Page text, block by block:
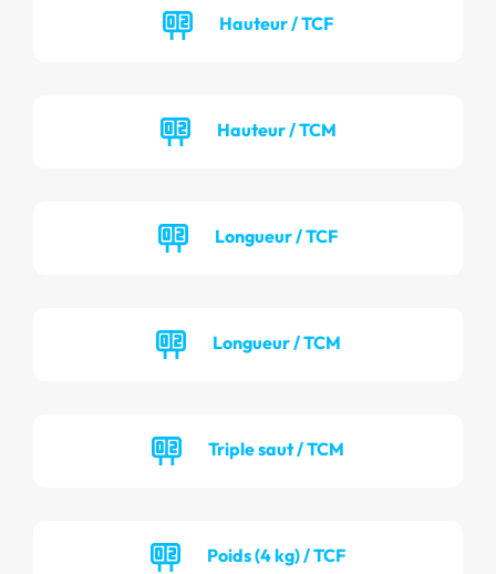
Hauteur / TCF
Hauteur / TCM
Longueur / TCF
Longueur / TCM
Triple saut / TCM
Poids (4 kg) / TCF